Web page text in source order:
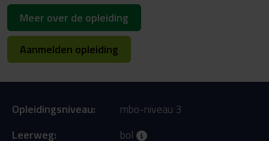
Meer over de opleiding
Aanmelden opleiding
Opleidingsniveau:
mbo-niveau 3
Leerweg:
bol